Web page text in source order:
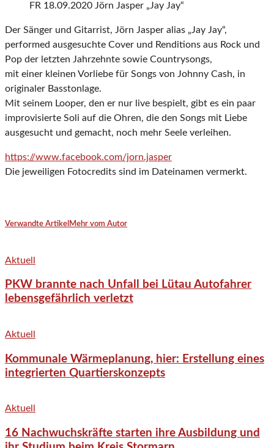
FR 18.09.2020 Jörn Jasper „Jay Jay“
Der Sänger und Gitarrist, Jörn Jasper alias „Jay Jay“,
performed ausgesuchte Cover und Renditions aus Rock und
Pop der letzten Jahrzehnte sowie Countrysongs,
mit einer kleinen Vorliebe für Songs von Johnny Cash, in
originaler Basstonlage.
Mit seinem Looper, den er nur live bespielt, gibt es ein paar
improvisierte Soli auf die Ohren, die den Songs mit Liebe
ausgesucht und gemacht, noch mehr Seele verleihen.
https://www.facebook.com/jorn.jasper
Die jeweiligen Fotocredits sind im Dateinamen vermerkt.
Verwandte Artikel Mehr vom Autor
Aktuell
PKW brannte nach Unfall bei Lütau Autofahrer
lebensgefährlich verletzt
Aktuell
Kommunale Wärmeplanung, hier: Erstellung eines
integrierten Quartierskonzepts
Aktuell
16 Nachwuchskräfte starten ihre Ausbildung und